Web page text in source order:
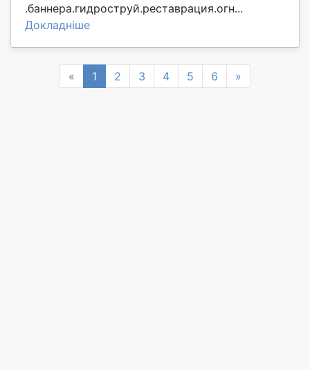
.баннера.гидроструй.реставрация.огн...
Докладніше
« Previous
1 2 3 4 5 6 »